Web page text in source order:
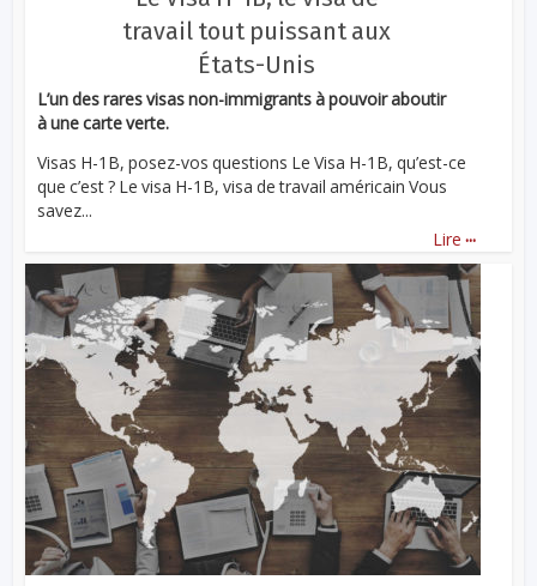
travail tout puissant aux
États-Unis
L’un des rares visas non-immigrants à pouvoir aboutir
à une carte verte.
Visas H-1B, posez-vos questions Le Visa H-1B, qu’est-ce
que c’est ? Le visa H-1B, visa de travail américain Vous
savez...
Lire ...